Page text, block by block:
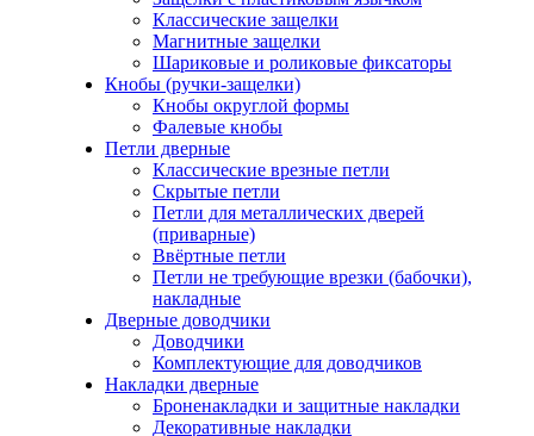
Классические защелки
Магнитные защелки
Шариковые и роликовые фиксаторы
Кнобы (ручки-защелки)
Кнобы округлой формы
Фалевые кнобы
Петли дверные
Классические врезные петли
Скрытые петли
Петли для металлических дверей
(приварные)
Ввёртные петли
Петли не требующие врезки (бабочки),
накладные
Дверные доводчики
Доводчики
Комплектующие для доводчиков
Накладки дверные
Броненакладки и защитные накладки
Декоративные накладки